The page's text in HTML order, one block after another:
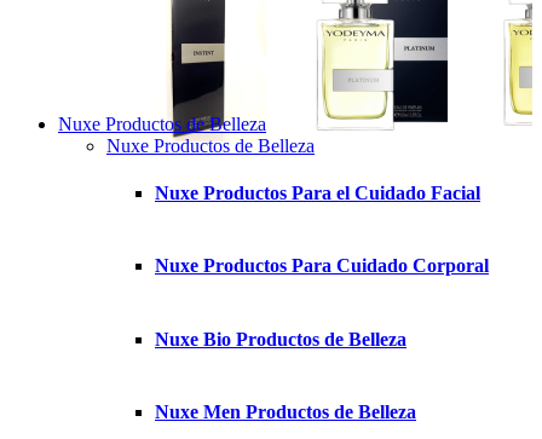
Nuxe Productos de Belleza
Nuxe Productos de Belleza
Nuxe Productos Para el Cuidado Facial
Nuxe Productos Para Cuidado Corporal
Nuxe Bio Productos de Belleza
Nuxe Men Productos de Belleza